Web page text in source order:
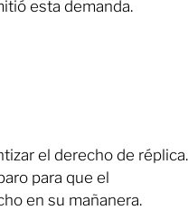
esta demanda.
el derecho de réplica.
para que el
en su mañanera.